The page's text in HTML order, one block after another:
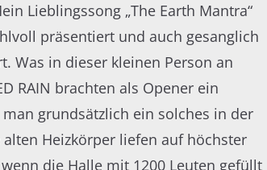
Lieblingssong „The Earth Mantra“
präsentiert und auch gesanglich
Was in dieser kleinen Person an
RAIN brachten als Opener ein
grundsätzlich ein solches in der
Heizkörper liefen auf höchster
die Halle mit 1200 Leuten gefüllt